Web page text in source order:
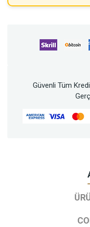
Güvenli Tüm